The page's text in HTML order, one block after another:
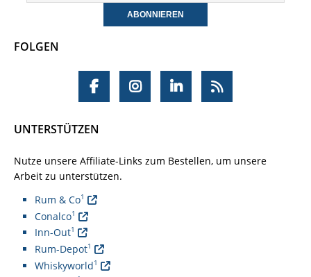
FOLGEN
UNTERSTÜTZEN
Nutze unsere Affiliate-Links zum Bestellen, um unsere
Arbeit zu unterstützen.
Rum & Co1
Conalco1
Inn-Out1
Rum-Depot1
Whiskyworld1